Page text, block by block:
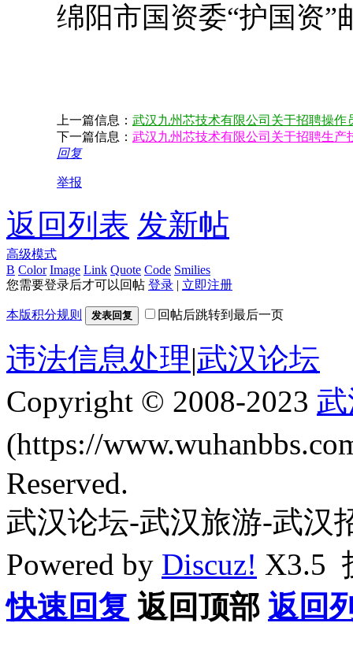
绵阳市国资委“护国资”
上一篇信息： 武汉九州芯技术有限公司关于招聘操作
下一篇信息： 武汉九州芯技术有限公司关于招聘生产
回复
举报
返回列表 发新帖
高级模式
B Color Image Link Quote Code Smilies
您需要登录后才可以回帖 登录 | 立即注册
本版积分规则 发表回复 回帖后跳转到最后一页
违法信息处理|武汉论坛
Copyright © 2008-2023
(https://
Reserved.
武汉论坛-武汉旅游-武汉
Powered by Discuz! X3.5
快速回复 返回顶部 返回